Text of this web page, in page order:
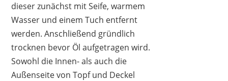
dieser zunächst mit Seife, warmem
Wasser und einem Tuch entfernt
werden. Anschließend gründlich
trocknen bevor Öl aufgetragen wird.
Sowohl die Innen- als auch die
Außenseite von Topf und Deckel